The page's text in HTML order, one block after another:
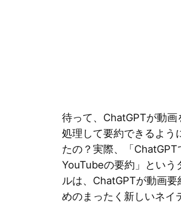
待って、ChatGPTが動画
処理して要約できるよう
たの？実際、「ChatGPT
YouTubeの要約」という
ルは、ChatGPTが動画要
めのまったく新しいネイ